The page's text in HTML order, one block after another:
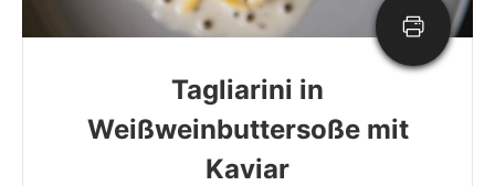
Tagliarini in
Weißweinbuttersoße mit
Kaviar